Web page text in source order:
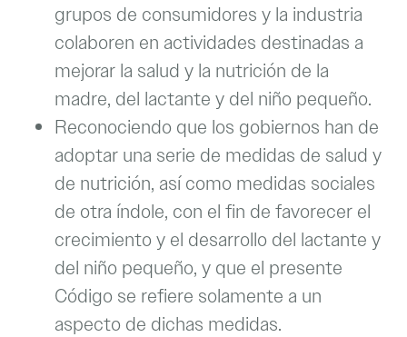
grupos de consumidores y la industria
colaboren en actividades destinadas a
mejorar la salud y la nutrición de la
madre, del lactante y del niño pequeño.
Reconociendo que los gobiernos han de
adoptar una serie de medidas de salud y
de nutrición, así como medidas sociales
de otra índole, con el fin de favorecer el
crecimiento y el desarrollo del lactante y
del niño pequeño, y que el presente
Código se refiere solamente a un
aspecto de dichas medidas.